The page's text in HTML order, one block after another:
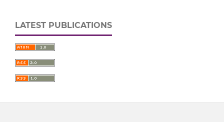
LATEST PUBLICATIONS